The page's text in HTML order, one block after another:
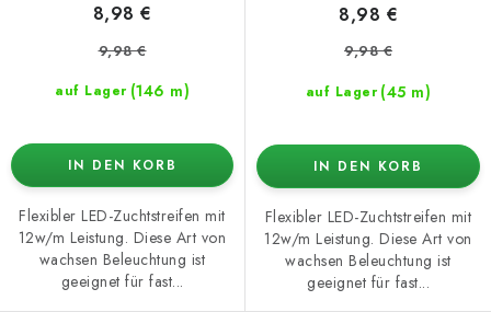
auf Lager (146 m)
8,98 €
9,98 €
IN DEN KORB
Flexibler LED-Zuchtstreifen mit
12w/m Leistung. Diese Art von
wachsen Beleuchtung ist
geeignet für fast...
auf Lager (45 m)
8,98 €
9,98 €
IN DEN KORB
Flexibler LED-Zuchtstreifen mit
12w/m Leistung. Diese Art von
wachsen Beleuchtung ist
geeignet für fast...